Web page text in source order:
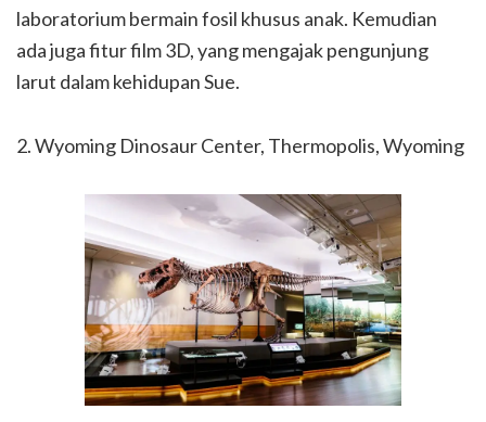
laboratorium bermain fosil khusus anak. Kemudian
ada juga fitur film 3D, yang mengajak pengunjung
larut dalam kehidupan Sue.
2. Wyoming Dinosaur Center, Thermopolis, Wyoming